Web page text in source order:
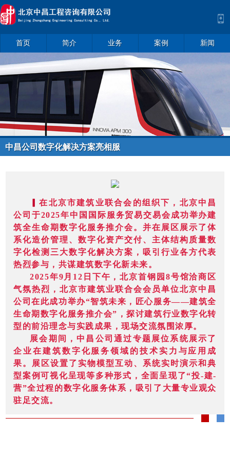
首页 简介 业务 案例 新闻
中昌公司数字化解决方案亮相服
贸会，引领建筑行业变革
在北京市建筑业联合会的组织下，北京中昌
公司于2025年中国国际服务贸易交易会成功举办建
筑全生命期数字化服务推介会。并在展区展示了体
系化造价管理、数字化资产交付、主体结构质量数
字化检测三大数字化解决方案，吸引行业各方代表
热烈参与，共谋建筑数字化新未来。
2025年9月12日下午，北京首钢园8号馆洽商区
气氛热烈，北京市建筑业联合会会员单位北京中昌
公司在此成功举办“智筑未来，匠心服务——建筑全
生命期数字化服务推介会”，探讨建筑行业数字化转
型的前沿理念与实践成果，现场交流氛围浓厚。
展会期间，中昌公司通过专题展位系统展示了
企业在建筑数字化服务领域的技术实力与应用成
果。展区设置了实物模型互动、系统实时演示和典
型案例可视化呈现等多种形式，全面呈现了“投-建-
营”全过程的数字化服务体系，吸引了大量专业观众
驻足交流。